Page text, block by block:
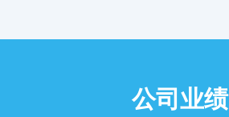
公司业绩